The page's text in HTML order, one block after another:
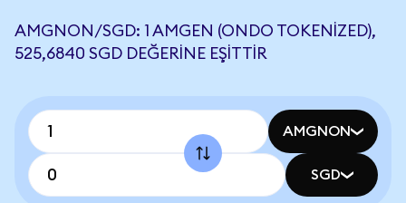
AMGNON/SGD: 1 AMGEN (ONDO TOKENIZED),
525,6840 SGD DEĞERINE EŞITTIR
AMGNON
SGD